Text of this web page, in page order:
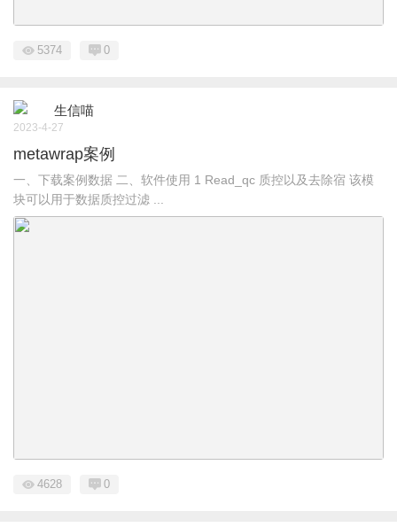
5374 0
生信喵
2023-4-27
metawrap案例
一、下载案例数据 二、软件使用 1 Read_qc 质控以及去除宿 该模
块可以用于数据质控过滤 ...
4628 0